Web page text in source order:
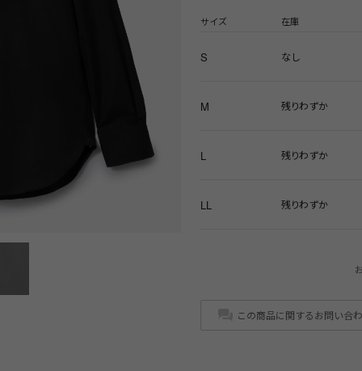
サイズ 在庫
S なし
M 残りわずか
L 残りわずか
LL 残りわずか
この商品に関するお問い合